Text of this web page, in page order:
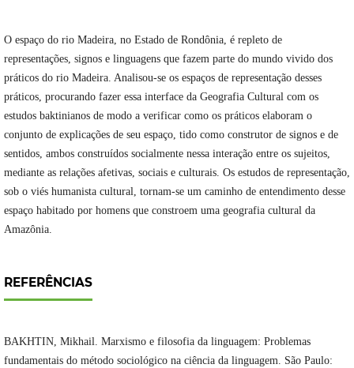
O espaço do rio Madeira, no Estado de Rondônia, é repleto de
representações, signos e linguagens que fazem parte do mundo vivido dos
práticos do rio Madeira. Analisou-se os espaços de representação desses
práticos, procurando fazer essa interface da Geografia Cultural com os
estudos baktinianos de modo a verificar como os práticos elaboram o
conjunto de explicações de seu espaço, tido como construtor de signos e de
sentidos, ambos construídos socialmente nessa interação entre os sujeitos,
mediante as relações afetivas, sociais e culturais. Os estudos de representação,
sob o viés humanista cultural, tornam-se um caminho de entendimento desse
espaço habitado por homens que constroem uma geografia cultural da
Amazônia.
REFERÊNCIAS
BAKHTIN, Mikhail. Marxismo e filosofia da linguagem: Problemas
fundamentais do método sociológico na ciência da linguagem. São Paulo: